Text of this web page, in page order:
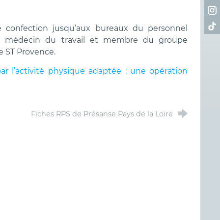
jusqu’aux bureaux du personnel
médecin du travail et membre du groupe
Provence.
l’activité physique adaptée : une opération
Fiches RPS de Présanse Pays de la Loire